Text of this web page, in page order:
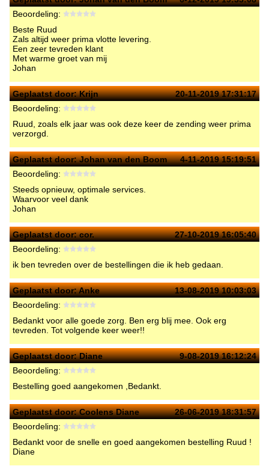
Beoordeling:
Beste Ruud
Zals altijd weer prima vlotte levering.
Een zeer tevreden klant
Met warme groet van mij
Johan
Geplaatst door:Krijn
20-11-2019 17:31:17
Beoordeling:
Ruud, zoals elk jaar was ook deze keer de zending weer prima
verzorgd.
Geplaatst door:Johan van den Boom
4-11-2019 15:19:51
Beoordeling:
Steeds opnieuw, optimale services.
Waarvoor veel dank
Johan
Geplaatst door:cor.
27-10-2019 16:05:40
Beoordeling:
ik ben tevreden over de bestellingen die ik heb gedaan.
Geplaatst door:Anke
13-08-2019 10:03:03
Beoordeling:
Bedankt voor alle goede zorg. Ben erg blij mee. Ook erg
tevreden. Tot volgende keer weer!!
Geplaatst door:Diane
9-08-2019 16:12:24
Beoordeling:
Bestelling goed aangekomen ,Bedankt.
Geplaatst door:Coolens Diane
26-06-2019 18:31:57
Beoordeling:
Bedankt voor de snelle en goed aangekomen bestelling Ruud !
Diane